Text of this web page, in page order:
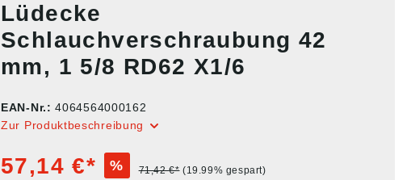
Lüdecke
Schlauchverschraubung 42
mm, 1 5/8 RD62 X1/6
EAN-Nr.:4064564000162
Zur Produktbeschreibung
57,14 €* % 71,42 €* (19.99% gespart)